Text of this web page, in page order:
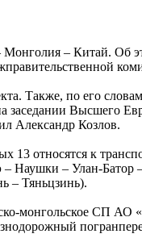
– Китай. Об
Также, по его
Высшего
Александр Козлов.
13 относятся к
Наушки – Улан-Батор
– Тяньцзинь).
монгольское СП АО